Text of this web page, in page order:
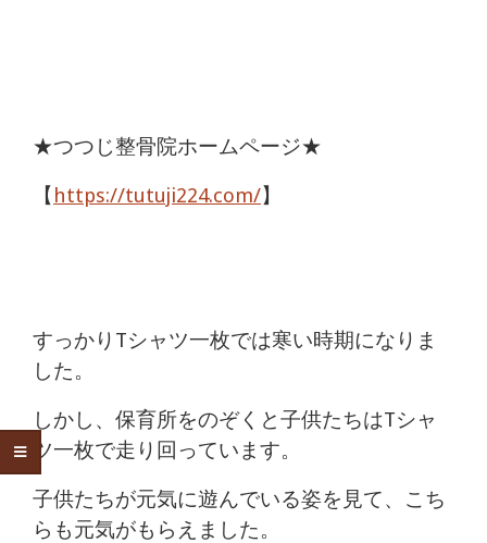
★つつじ整骨院ホームページ★
【 https://tutuji224.com/】
すっかりTシャツ一枚では寒い時期になりま
した。
しかし、保育所をのぞくと子供たちはTシャ
ツ一枚で走り回っています。
子供たちが元気に遊んでいる姿を見て、こち
らも元気がもらえました。